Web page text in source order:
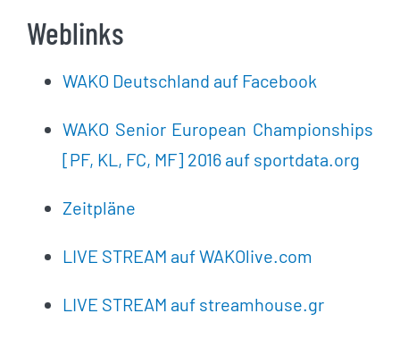
Weblinks
WAKO Deutschland auf Facebook
WAKO Senior European Championships
[PF, KL, FC, MF] 2016 auf sportdata.org
Zeitpläne
LIVE STREAM auf WAKOlive.com
LIVE STREAM auf streamhouse.gr